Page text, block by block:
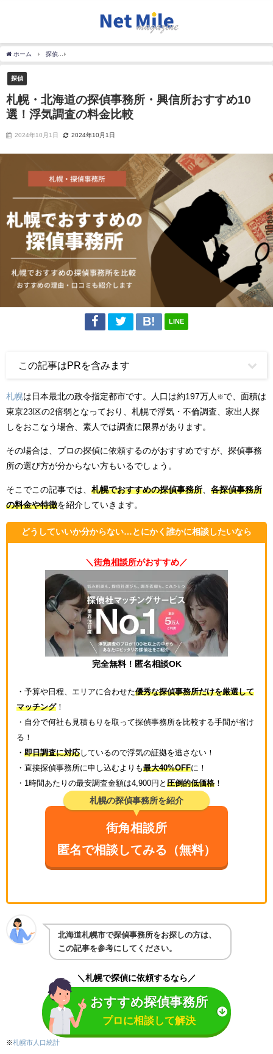
ホーム 探偵
探偵
札幌・北海道の探偵事務所・興信所おすすめ10
選！浮気調査の料金比較
2024年10月1日 2024年10月1日
LINE
この記事はPRを含みます
札幌は日本最北の政令指定都市です。人口は約197万人 ※で、面積は
東京23区の2倍弱となっており、札幌で浮気・不倫調査、家出人探
しをおこなう場合、素人では調査に限界があります。
その場合は、プロの探偵に依頼するのがおすすめですが、探偵事務
所の選び方が分からない方もいるでしょう。
そこでこの記事では、 札幌でおすすめの探偵事務所
各探偵事務所
の料金や特徴を紹介していきます。
どうしていいか分からない…とにかく誰かに相談したいなら
＼ 街角相談所がおすすめ／
完全無料！匿名相談OK
・予算や日程、エリアに合わせた優秀な探偵事務所だけを厳選して
マッチング！
・自分で何社も見積もりを取って探偵事務所を比較する手間が省け
る！
・ 即日調査に対応しているので浮気の証拠を逃さない！
・直接探偵事務所に申し込むよりも最大40%OFFに！
・1時間あたりの最安調査金額は4,900円と 圧倒的低価格 ！
札幌の探偵事務所を紹介
街角相談所
匿名で相談してみる（無料）
北海道札幌市で探偵事務所をお探しの方は、
この記事を参考にしてください。
＼札幌で探偵に依頼するなら／
おすすめ探偵事務所
プロに相談して解決
※札幌市人口統計